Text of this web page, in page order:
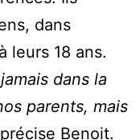
dans
leurs 18 ans.
dans la
parents, mais
Benoit.